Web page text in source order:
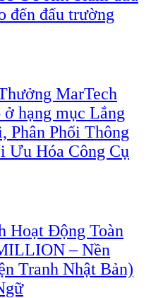
đến đấu trường
MarTech
hạng mục Lắng
Phân Phối Thông
Ưu Hóa Công Cụ
Hoạt Động Toàn
– Nền
Tranh Nhật Bản)